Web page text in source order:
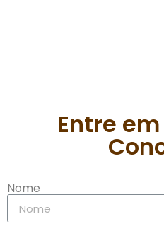
Entre
Nome